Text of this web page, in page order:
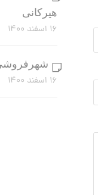
هیرکانی
۱۶ اسفند ۱۴۰۰
شهرفروشی
۱۶ اسفند ۱۴۰۰